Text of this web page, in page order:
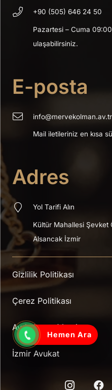
+90 (505) 646 24 50
Pazartesi – Cuma
ulaşabilirsiniz.
E-posta
info@mervekolman.av.tr
Mail iletileriniz en kısa
Adres
Yol Tarifi Alın
Kültür Mahallesi Şevket
Alsancak İzmir
Gizlilik Politikası
Çerez Politikası
Aydınlatma Metni
İzmir Avukat
Hemen Ara